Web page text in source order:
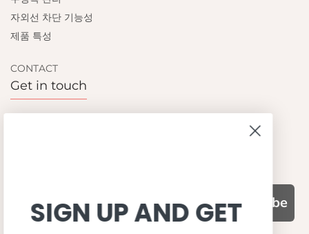
자외선 차단 기능성
제품 특성
CONTACT
Get in touch
Contact us
Subscribe
SIGN UP AND GET